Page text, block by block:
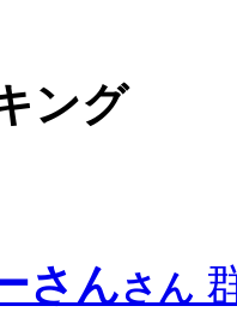
ング
さんさん